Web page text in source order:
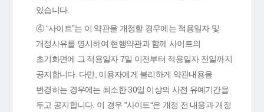
있습니다.
④ “사이트”는 이 약관을 개정할 경우에는 적용일자 및
개정사유를 명시하여 현행약관과 함께 사이트의
초기화면에 그 적용일자 7일 이전부터 적용일자 전일까지
공지합니다. 다만, 이용자에게 불리하게 약관내용을
변경하는 경우에는 최소한 30일 이상의 사전 유예기간을
두고 공지합니다. 이 경우 "사이트“은 개정 전 내용과 개정